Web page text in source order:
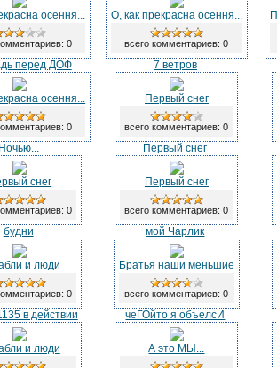
осення...
0
О, как прекрасна осення...
всего комментариев: 0
перед ДОФ
осення...
0
7 ветров
Первый снег
всего комментариев: 0
Ночью...
снег
0
Первый снег
Первый снег
всего комментариев: 0
будни
и люди
0
мой Чарлик
Братья наши меньшие
всего комментариев: 0
в действии
и люди
чеГОйто я объелсИ
А это МЫ...